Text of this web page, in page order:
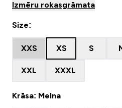
Izmēru rokasgrāmata
Size:
XXS XS S
XXL XXXL
Krāsa: Melna